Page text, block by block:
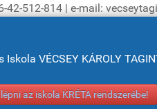
42-512-814 | e-mail:
VÉCSEY KÁROLY
az iskola KRÉTA rendszerébe!